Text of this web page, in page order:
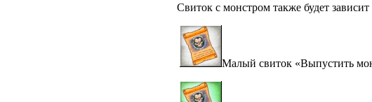
Свиток с монстром также будет
Малый свиток «Выпустить